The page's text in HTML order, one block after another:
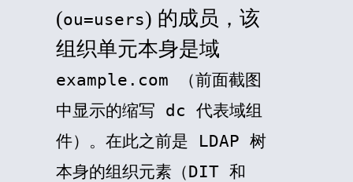
(ou=users) 的成员，该
组织单元本身是域
example.com
（前面截图
中显示的缩写 dc 代表域组
件）。在此之前是 LDAP 树
本身的组织元素（DIT 和